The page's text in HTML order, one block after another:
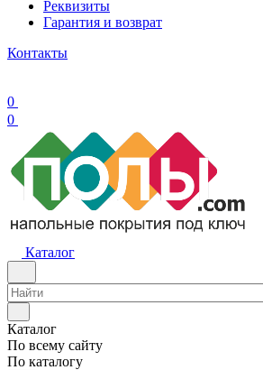
Реквизиты
Гарантия и возврат
Контакты
0
0
Каталог
Каталог
По всему сайту
По каталогу